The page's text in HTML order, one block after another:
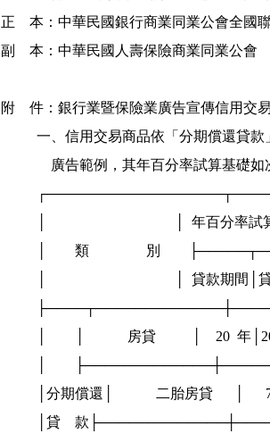
正    本：中華民國銀行商業同業公會全國
副    本：中華民國人壽保險商業同業公會
附    件：銀行業暨保險業廣告宣傳信用交
一、信用交易商品依「分期償還
廣告範例，其年百分率試算基礎
│                                    │  年百分
│        類                別
│                                    │  貸款期
│        │            房貸          │    20
│
│分期償還│            二胎房貸      │
│貸    款